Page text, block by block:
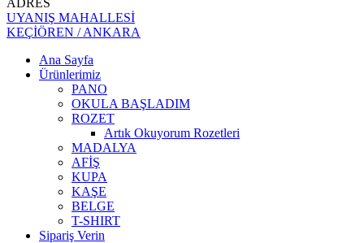
UYANIŞ MAHALLESİ
KEÇİÖREN / ANKARA
Ana Sayfa
Ürünlerimiz
PANO
OKULA BAŞLADIM
ROZET
Artık Okuyorum Rozetleri
MADALYA
AFİŞ
KUPA
KAŞE
BELGE
T-SHIRT
Sipariş Verin